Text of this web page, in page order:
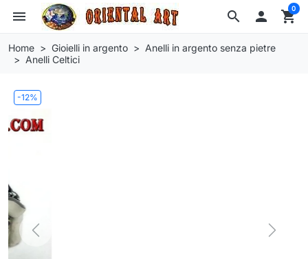
search
menu  shopping_cart
0
Home Gioielli in argento
Anelli in argento senza pietre
Anelli Celtici
-12%
Previous Next